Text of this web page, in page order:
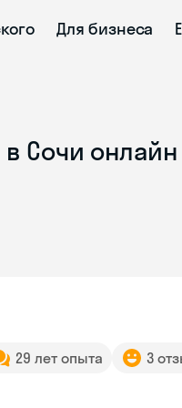
Для бизнеса
Сочи
29 лет опыта 3